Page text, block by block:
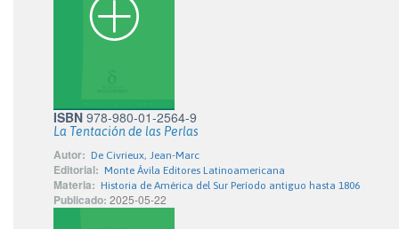
ISBN 978-980-01-2564-9
La Tentación de las Perlas
Autor: De Civrieux, Jean-Marc
Editorial: Monte Ávila Editores Latinoamericana
Materia: Historia de América del Sur Período antiguo hasta 1806
Publicado: 2025-05-22